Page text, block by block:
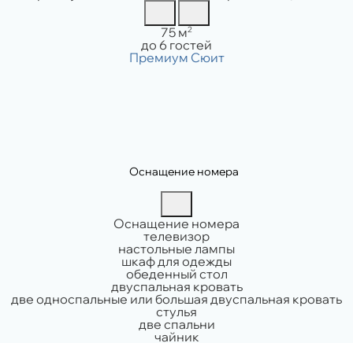
Площадь:
75 м2
Вместимость:
до 6 гостей
Оснащение номера
Оснащение номера
телевизор
настольные лампы
шкаф для одежды
обеденный стол
двуспальная кровать
две односпальные или большая двуспальная кровать
стулья
две спальни
чайник